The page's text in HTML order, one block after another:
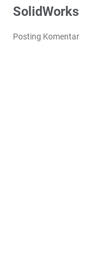
SolidWorks
Posting Komentar